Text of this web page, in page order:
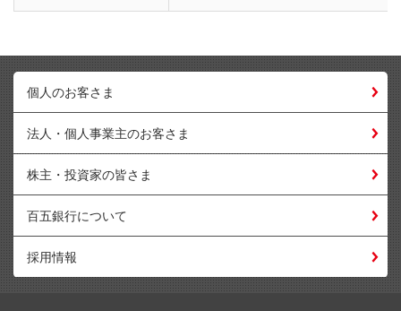
個人のお客さま
法人・個人事業主のお客さま
株主・投資家の皆さま
百五銀行について
採用情報